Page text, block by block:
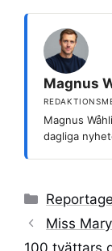
Magnus
Magnus
dagliga
Kategorier
Reportage
Miss